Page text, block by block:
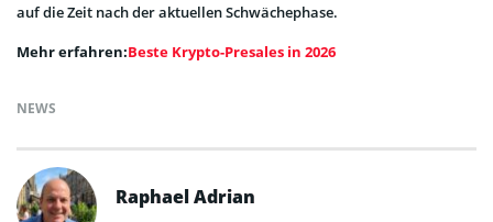
auf die Zeit nach der aktuellen Schwächephase.
Mehr erfahren:Beste Krypto-Presales in 2026
NEWS
Raphael Adrian